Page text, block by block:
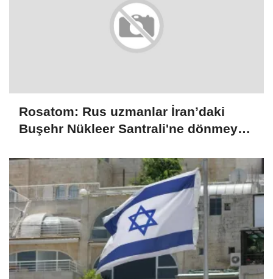
Rosatom: Rus uzmanlar İran’daki
Buşehr Nükleer Santrali'ne dönmeye